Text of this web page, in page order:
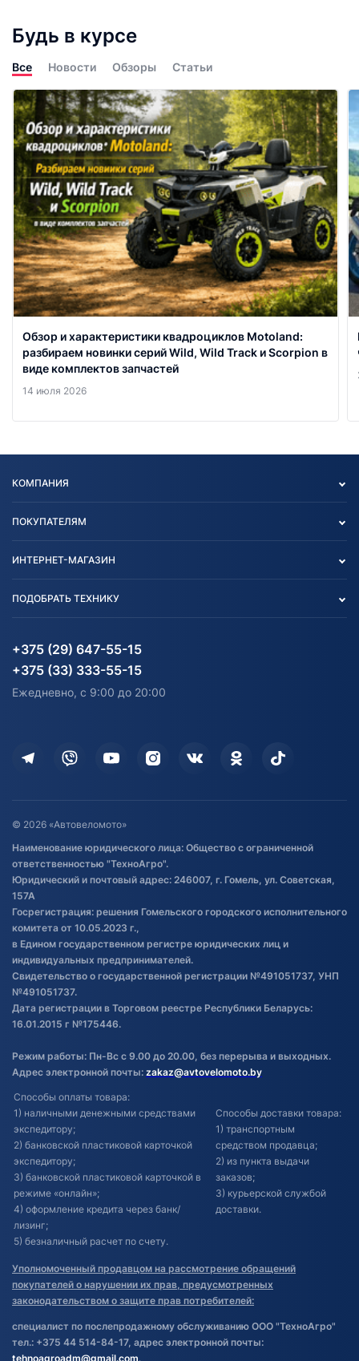
Будь в курсе
Все Новости Обзоры Статьи
Обзор и характеристики квадроциклов Motoland:
разбираем новинки серий Wild, Wild Track и Scorpion в
виде комплектов запчастей
14 июля 2026
КОМПАНИЯ
Блог
Карта сайта
ПОКУПАТЕЛЯМ
Согласие на обработку
Информация до получения
согласия на обработку
Доставка
Дополнительные услуги
Оставить отзыв
Договор публичной оферты
Обработка файлов cookie
Постановка транспорта на учет
Обновления в ЭПТС 2024
ИНТЕРНЕТ-МАГАЗИН
Агротехника
Водный транспорт
Электротранспорт
Здоровье
ПОДОБРАТЬ ТЕХНИКУ
Агротехника
Электротранспорт
+375 (29) 647-55-15
+375 (33) 333-55-15
Ежедневно, с 9:00 до 20:00
© 2026 «Автовеломото»
Наименование юридического лица: Общество с ограниченной
ответственностью "ТехноАгро".
Юридический и почтовый адрес: 246007, г. Гомель, ул. Советская,
157А
Госрегистрация: решения Гомельского городского исполнительного
комитета от 10.05.2023 г.,
в Едином государственном регистре юридических лиц и
индивидуальных предпринимателей.
Свидетельство о государственной регистрации №491051737, УНП
№491051737.
Дата регистрации в Торговом реестре Республики Беларусь:
16.01.2015 г №175446.
Режим работы: Пн-Вс с 9.00 до 20.00, без перерыва и выходных.
Адрес электронной почты: zakaz@avtovelomoto.by
Способы оплаты товара:
1) наличными денежными средствами
экспедитору;
2) банковской пластиковой карточкой
экспедитору;
3) банковской пластиковой карточкой в
режиме «онлайн»;
4) оформление кредита через банк/
лизинг;
5) безналичный расчет по счету.
Способы доставки товара:
1) транспортным
средством продавца;
2) из пункта выдачи
заказов;
3) курьерской службой
доставки.
Уполномоченный продавцом на рассмотрение обращений
покупателей о нарушении их прав, предусмотренных
законодательством о защите прав потребителей:
специалист по послепродажному обслуживанию ООО "ТехноАгро"
тел.: +375 44 514-84-17, адрес электронной почты:
tehnoagroadm@gmail.com.